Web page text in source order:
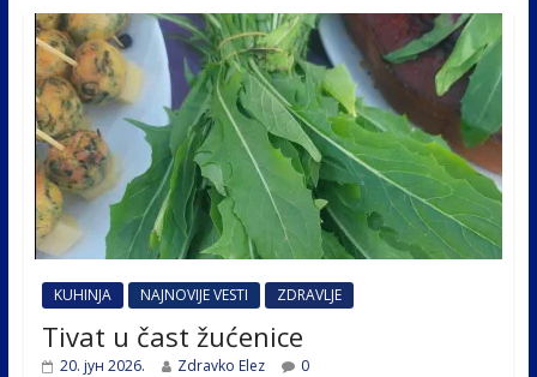
KUHINJA NAJNOVIJE VESTI ZDRAVLJE
Tivat u čast žućenice
20. јун 2026. Zdravko Elez 0